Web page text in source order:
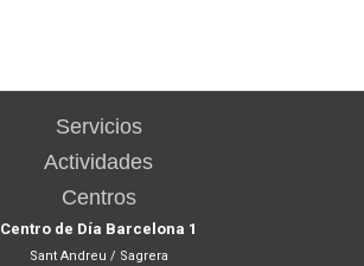
Servicios
Actividades
Centros
Centro de Día Barcelona 1
Sant Andreu / Sagrera